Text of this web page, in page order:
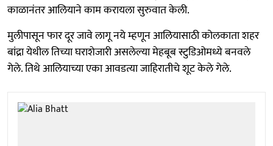
काळानंतर आलियाने काम करायला सुरुवात केली.
मुलीपासून फार दूर जावे लागू नये म्हणून आलियासाठी कोलकाता शहर
बांद्रा येथील तिच्या घराशेजारी असलेल्या मेहबूब स्टुडिओमध्ये बनवले
गेले. तिथे आलियाच्या एका आवडत्या जाहिरातीचे शूट केले गेले.